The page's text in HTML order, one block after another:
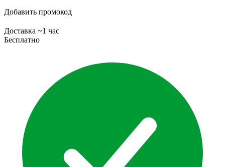
Добавить промокод
Доставка ~1 час
Бесплатно